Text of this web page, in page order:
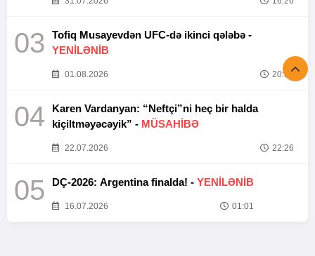
03
Tofiq Musayevdən UFC-də ikinci qələbə -
YENİLƏNİB
01.08.2026 20:52
04
Karen Vardanyan: “Neftçi”ni heç bir halda
kiçiltməyəcəyik” - MÜSAHİBƏ
22.07.2026 22:26
05 DÇ-2026: Argentina finalda! - YENİLƏNİB
16.07.2026 01:01